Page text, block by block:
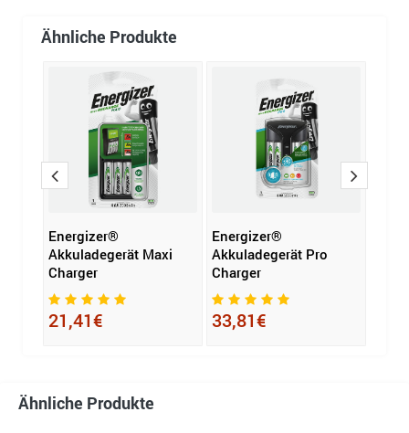
Ähnliche Produkte
Energizer®
Akkuladegerät Maxi
Charger
21,41€
Energizer®
Akkuladegerät Pro
Charger
33,81€
Ähnliche Produkte